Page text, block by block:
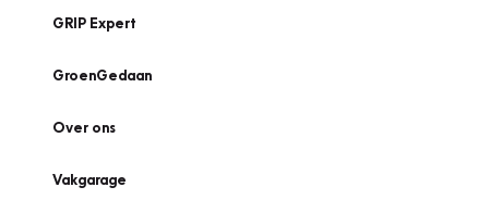
GRIP Expert
GroenGedaan
Over ons
Vakgarage